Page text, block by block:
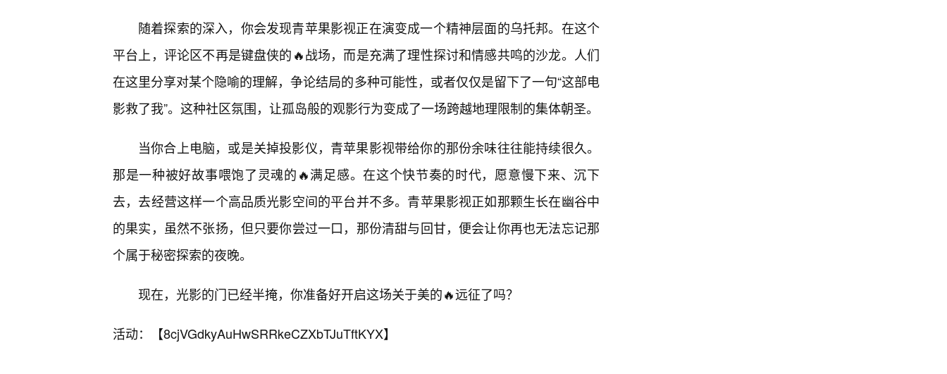
随着探索的深入，你会发现青苹果影视正在演变成一个精神层面的乌托邦。在这个
平台上，评论区不再是键盘侠的🔥战场，而是充满了理性探讨和情感共鸣的沙龙。人们
在这里分享对某个隐喻的理解，争论结局的多种可能性，或者仅仅是留下了一句“这部电
影救了我”。这种社区氛围，让孤岛般的观影行为变成了一场跨越地理限制的集体朝圣。
当你合上电脑，或是关掉投影仪，青苹果影视带给你的那份余味往往能持续很久。
那是一种被好故事喂饱了灵魂的🔥满足感。在这个快节奏的时代，愿意慢下来、沉下
去，去经营这样一个高品质光影空间的平台并不多。青苹果影视正如那颗生长在幽谷中
的果实，虽然不张扬，但只要你尝过一口，那份清甜与回甘，便会让你再也无法忘记那
个属于秘密探索的夜晚。
现在，光影的门已经半掩，你准备好开启这场关于美的🔥远征了吗？
活动：【8cjVGdkyAuHwSRRkeCZXbTJuTftKYX】